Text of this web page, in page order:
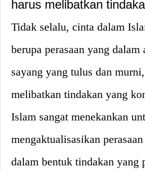
harus melibatkan
Tidak selalu, cinta dalam
berupa perasaan yang dalam
sayang yang tulus dan
melibatkan tindakan yang
Islam sangat menekankan
mengaktualisasikan
dalam bentuk tindakan yang